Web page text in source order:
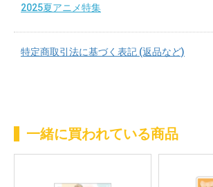
2025夏アニメ特集
特定商取引法に基づく表記 (返品など)
一緒に買われている商品